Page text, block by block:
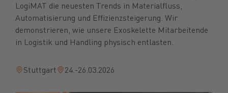
LogiMAT die neuesten Trends in Materialfluss,
Automatisierung und Effizienzsteigerung. Wir
demonstrieren, wie unsere Exoskelette Mitarbeitende
in Logistik und Handling physisch entlasten.
Stuttgart 24.-26.03.2026